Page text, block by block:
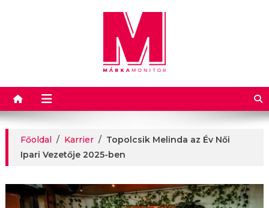
Márkamonitor
Főoldal / Karrier / Topolcsik Melinda az Év Női
Ipari Vezetője 2025-ben